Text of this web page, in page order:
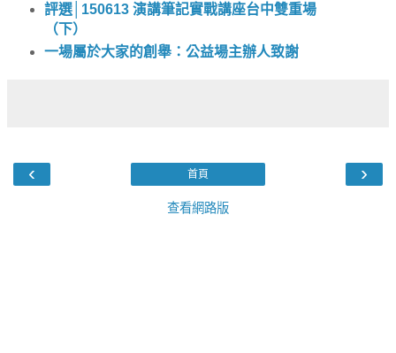
評選│150613 演講筆記實戰講座台中雙重場
（下）
一場屬於大家的創舉：公益場主辦人致謝
‹ ›
首頁
查看網路版